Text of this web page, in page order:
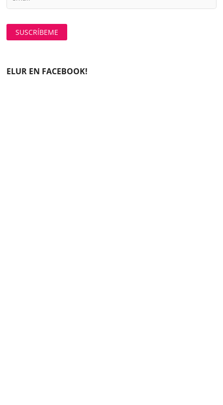
ELUR EN FACEBOOK!